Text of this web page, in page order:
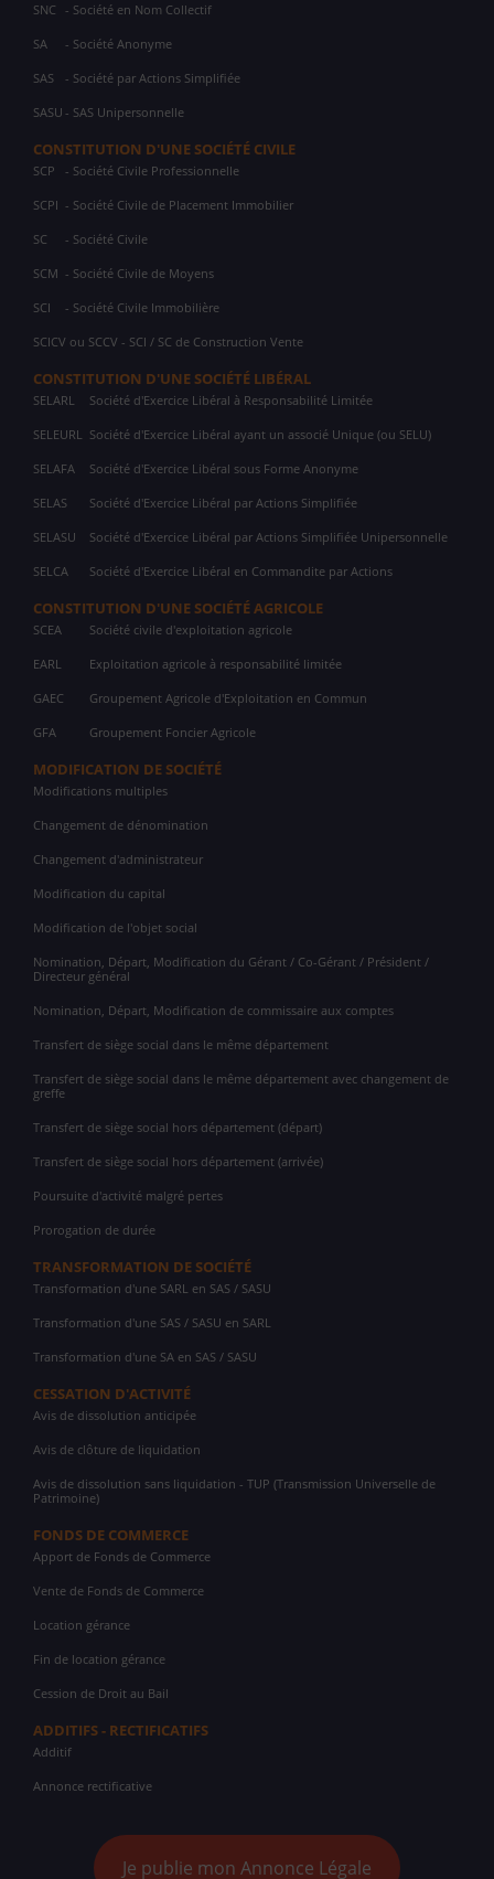
SNC - Société en Nom Collectif
SA - Société Anonyme
SAS - Société par Actions Simplifiée
SASU - SAS Unipersonnelle
CONSTITUTION D'UNE SOCIÉTÉ CIVILE
SCP - Société Civile Professionnelle
SCPI - Société Civile de Placement Immobilier
SC - Société Civile
SCM - Société Civile de Moyens
SCI - Société Civile Immobilière
SCICV ou SCCV - SCI / SC de Construction Vente
CONSTITUTION D'UNE SOCIÉTÉ LIBÉRAL
SELARL Société d'Exercice Libéral à Responsabilité Limitée
SELEURL Société d'Exercice Libéral ayant un associé Unique (ou SELU)
SELAFA Société d'Exercice Libéral sous Forme Anonyme
SELAS Société d'Exercice Libéral par Actions Simplifiée
SELASU Société d'Exercice Libéral par Actions Simplifiée Unipersonnelle
SELCA Société d'Exercice Libéral en Commandite par Actions
CONSTITUTION D'UNE SOCIÉTÉ AGRICOLE
SCEA Société civile d'exploitation agricole
EARL Exploitation agricole à responsabilité limitée
GAEC Groupement Agricole d'Exploitation en Commun
GFA Groupement Foncier Agricole
MODIFICATION DE SOCIÉTÉ
Modifications multiples
Changement de dénomination
Changement d'administrateur
Modification du capital
Modification de l'objet social
Nomination, Départ, Modification du Gérant / Co-Gérant / Président /
Directeur général
Nomination, Départ, Modification de commissaire aux comptes
Transfert de siège social dans le même département
Transfert de siège social dans le même département avec changement de
greffe
Transfert de siège social hors département (départ)
Transfert de siège social hors département (arrivée)
Poursuite d'activité malgré pertes
Prorogation de durée
TRANSFORMATION DE SOCIÉTÉ
Transformation d'une SARL en SAS / SASU
Transformation d'une SAS / SASU en SARL
Transformation d'une SA en SAS / SASU
CESSATION D'ACTIVITÉ
Avis de dissolution anticipée
Avis de clôture de liquidation
Avis de dissolution sans liquidation - TUP (Transmission Universelle de
Patrimoine)
FONDS DE COMMERCE
Apport de Fonds de Commerce
Vente de Fonds de Commerce
Location gérance
Fin de location gérance
Cession de Droit au Bail
ADDITIFS - RECTIFICATIFS
Additif
Annonce rectificative
Je publie mon Annonce Légale